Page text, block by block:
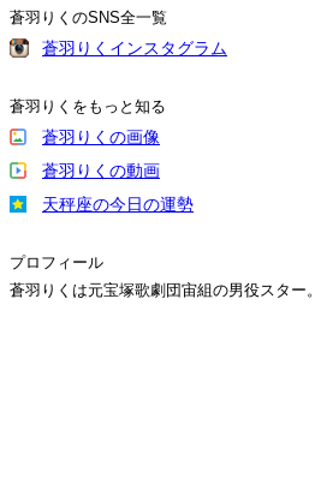
蒼羽りくのSNS全一覧
蒼羽りくインスタグラム
蒼羽りくをもっと知る
蒼羽りくの画像
蒼羽りくの動画
天秤座の今日の運勢
プロフィール
蒼羽りくは元宝塚歌劇団宙組の男役スター。